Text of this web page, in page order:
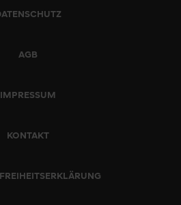
AGB
IMPRESSUM
KONTAKT